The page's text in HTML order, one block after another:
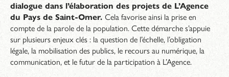
dialogue dans l’élaboration des projets de L’Agence
du Pays de Saint-Omer. Cela favorise ainsi la prise en
compte de la parole de la population. Cette démarche s’appuie
sur plusieurs enjeux clés : la question de l’échelle, l’obligation
légale, la mobilisation des publics, le recours au numérique, la
communication, et le futur de la participation à L’Agence.